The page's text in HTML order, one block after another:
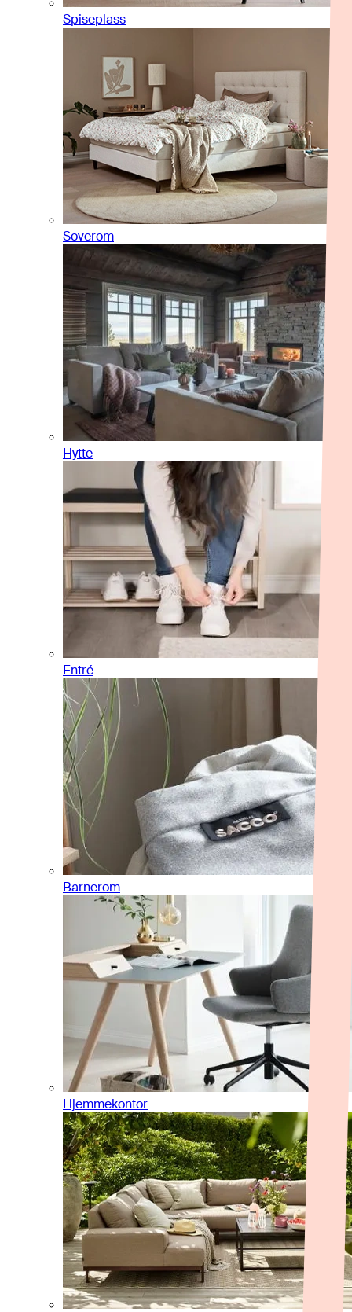
Spiseplass
Soverom
Hytte
Entré
Barnerom
Hjemmekontor